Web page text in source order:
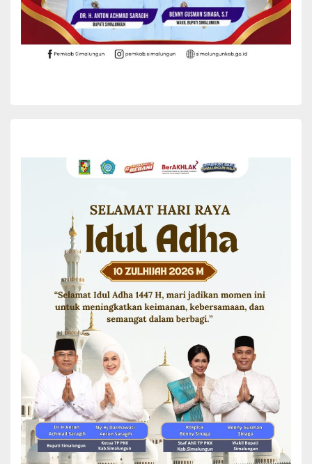
Hadir dalam acara penyerahan penghargaan tersebut antara lain
Kasat Binmas Polres Simalungun AKP. D Pasaribu, Kapolsek
Serbelawan Sertu Gunawan, Pangulu Dolok Maraja Andi Winardi,
serta tokoh masyarakat dan undangan lainnya.(*)